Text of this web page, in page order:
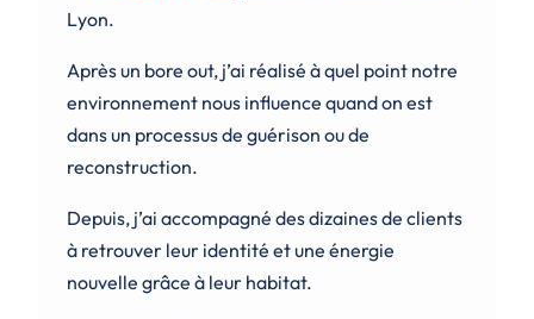
Lyon.
Après un bore out, j’ai réalisé à quel point notre
environnement nous influence quand on est
dans un processus de guérison ou de
reconstruction.
Depuis, j’ai accompagné des dizaines de clients
à retrouver leur identité et une énergie
nouvelle grâce à leur habitat.